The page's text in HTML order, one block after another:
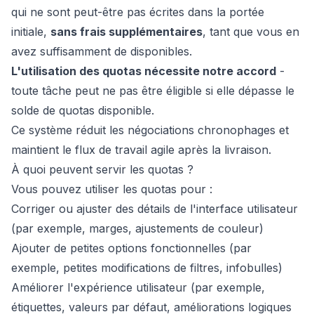
qui ne sont peut-être pas écrites dans la portée
initiale, sans frais supplémentaires, tant que vous en
avez suffisamment de disponibles.
L'utilisation des quotas nécessite notre accord -
toute tâche peut ne pas être éligible si elle dépasse le
solde de quotas disponible.
Ce système réduit les négociations chronophages et
maintient le flux de travail agile après la livraison.
À quoi peuvent servir les quotas ?
Vous pouvez utiliser les quotas pour :
Corriger ou ajuster des détails de l'interface utilisateur
(par exemple, marges, ajustements de couleur)
Ajouter de petites options fonctionnelles (par
exemple, petites modifications de filtres, infobulles)
Améliorer l'expérience utilisateur (par exemple,
étiquettes, valeurs par défaut, améliorations logiques